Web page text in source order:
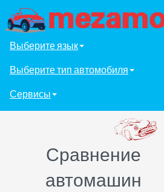
Выберите язык
Выберите тип автомобиля
Сервисы
Сравнение
автомашин